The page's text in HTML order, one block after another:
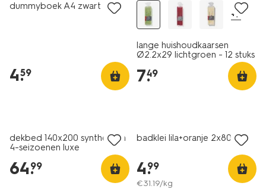
dummyboek A4 zwart
4.
59
+7
lange huishoudkaarsen
Ø2.2x29 lichtgroen - 12 stuks
7.
49
dekbed 140x200 synthetisch
4-seizoenen luxe
64.
99
badklei lila+oranje 2x80g
4.
99
€31.19/kg